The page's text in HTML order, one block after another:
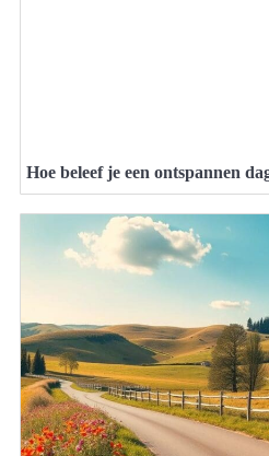
Hoe beleef je een ontspannen